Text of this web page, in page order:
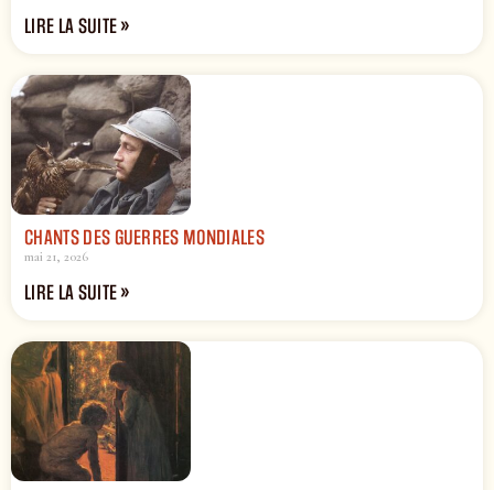
LIRE LA SUITE »
CHANTS DES GUERRES MONDIALES
mai 21, 2026
LIRE LA SUITE »